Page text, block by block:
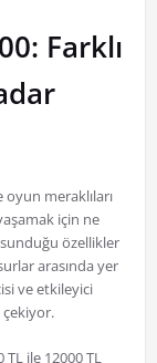
Farklı
meraklıları
için ne
sunduğu özellikler
arasında yer
ve etkileyici
çekiyor.
ile 12000 TL